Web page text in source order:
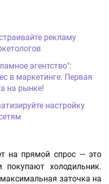
рекламу
агентство":
в маркетинге. Первая
на рынке!
настройку
на прямой спрос — это
холодильник.
заточка на